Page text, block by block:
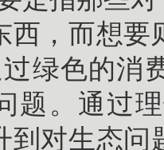
西，而想要
绿色的消
题。通过
到对生态